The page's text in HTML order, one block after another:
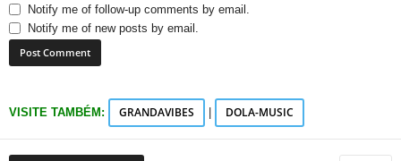
Notify me of follow-up comments by email.
Notify me of new posts by email.
VISITE TAMBÉM: GRANDAVIBES DOLA-MUSIC